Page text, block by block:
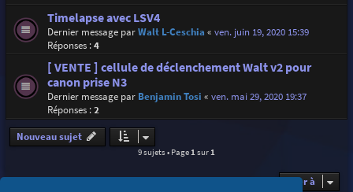
Timelapse avec LSV4
Dernier message parWalt L-Ceschia « ven. juin 19, 2020 15:39
Réponses :4
[ VENTE ] cellule de déclenchement Walt v2 pour
canon prise N3
Dernier message par Benjamin Tosi « ven. mai 29, 2020 19:37
Réponses :2
Nouveau sujet
9 sujets • Page1sur1
Aller à